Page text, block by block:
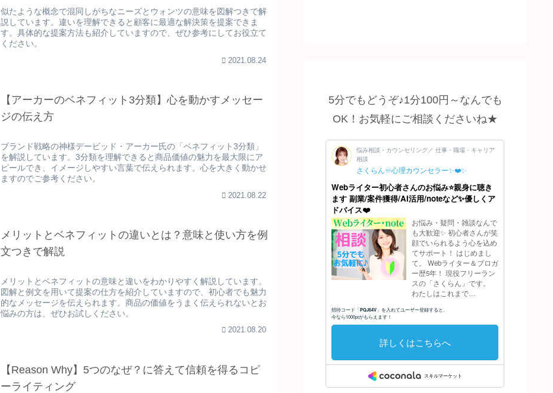
似たような概念で混同しがちなニーズとウォンツの意味を図解つきで解
説しています。違いを理解できると顧客に最適な解決策を提案できま
す。具体的な提案方法も紹介していますので、ぜひ参考にしてお役立て
ください。
2021.08.24
【アーカーのベネフィット3分類】心を動かすメッセー
ジの伝え方
ブランド戦略の神様デービッド・アーカー氏の「ベネフィット3分類」
を解説しています。3分類を理解できると商品価値の魅力を最大限にア
ピールでき、イメージしやすい言葉で伝えられます。心を大きく動かせ
ますのでご参考ください。
2021.08.22
メリットとベネフィットの違いとは？意味と使い方を例
文つきで解説
メリットとベネフィットの意味と違いをわかりやすく解説しています。
図解と例文を用いて提案の仕方を紹介していますので、初心者でも魅力
的なメッセージを伝えられます。商品の価値をうまく伝えられないとお
悩みの方は、ぜひお試しください。
2021.08.20
【Reason Why】5つのなぜ？に答えて信頼を得るコピ
ーライティング
5分でもどうぞ♪1分100円～なんでも
OK！お気軽にご相談くださいね★